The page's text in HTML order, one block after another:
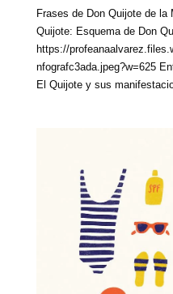
Frases de Don Quijote de
Quijote: Esquema de Don
https://
nfografc3ada.jpeg?w=625
El Quijote y sus